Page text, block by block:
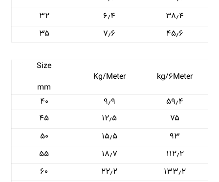
۳۸٫۴
۶٫۴
۳۲
۴۵٫۶
۷٫۶ ۳۵
kg/۶Meter Kg/Meter
Size
mm
۵۹٫۴
۹٫۹
۴۰
۷۵
۱۲٫۵
۴۵
۹۳
۱۵٫۵
۵۰
۱۱۲٫۲
۱۸٫۷
۵۵
۱۳۳٫۲
۲۲٫۲
۶۰